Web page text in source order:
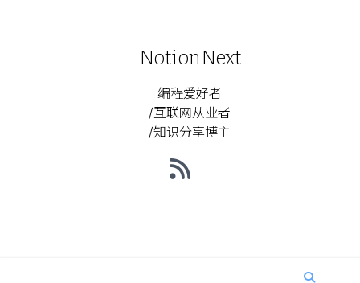
NotionNext
编程爱好者
/互联网从业者
/知识分享博主